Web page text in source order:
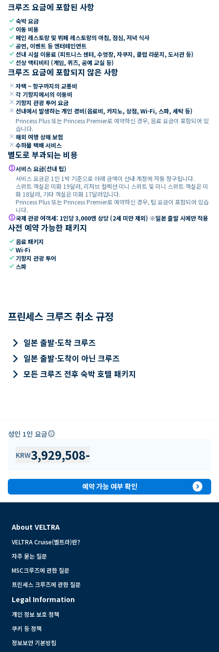
크루즈 요금에 포함된 사항
check숙박 요금
check 이동 비용
check 메인 레스토랑 및 뷔페 레스토랑의 아침, 점심, 저녁 식사
check공연, 이벤트 등 엔터테인먼트
check선내 시설 이용료 (피트니스 센터, 수영장, 자쿠지, 클럽 라운지, 도서관 등)
check선상 액티비티 (게임, 퀴즈, 공예 교실 등)
크루즈 요금에 포함되지 않은 사항
close 자택 ~ 항구까지의 교통비
close 각 기항지에서의 이동비
close 기항지 관광 투어 요금
close 선내에서 발생하는 개인 경비(음료비, 카지노, 상점, Wi-Fi, 스파, 세탁 등)
Princess Plus 또는 Princess Premier로 예약하신 경우, 음료 요금이 포함되어 있
습니다.
close 해외 여행 상해 보험
close 수하물 택배 서비스
별도로 부과되는 비용
paid서비스 요금(선내 팁)
서비스 요금은 1인 1박 기준으로 아래 금액이 선내 계정에 자동 청구됩니다.
스위트 객실은 미화 19달러, 리저브 컬렉션 미니 스위트 및 미니 스위트 객실은 미
화 18달러, 기타 객실은 미화 17달러입니다.
Princess Plus 또는 Princess Premier로 예약하신 경우, 팁 요금이 포함되어 있습
니다.
paid국제 관광 여객세: 1인당 3,000엔 상당 (2세 미만 제외) ※일본 출발 시에만 적용
사전 예약 가능한 패키지
check 음료 패키지
checkWi-Fi
check 기항지 관광 투어
check 스파
프린세스 크루즈 취소 규정
keyboard_arrow_right 일본 출발·도착 크루즈
keyboard_arrow_right 일본 출발·도착이 아닌 크루즈
keyboard_arrow_right 모든 크루즈 전후 숙박 호텔 패키지
성인 1인 요금info
KRW3,929,508-
예약 가능 여부 확인 expand_circle_right
About VELTRA
VELTRA Cruise(벨트라)란?
자주 묻는 질문
MSC크루즈에 관한 질문
프린세스 크루즈에 관한 질문
Legal Information
개인 정보 보호 정책
쿠키 등 정책
정보보안 기본방침